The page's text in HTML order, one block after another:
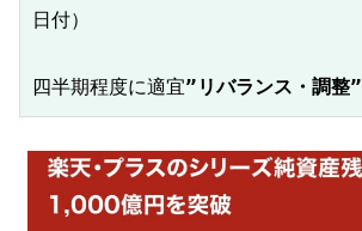
日付）
四半期程度に適宜”リバランス・調整”